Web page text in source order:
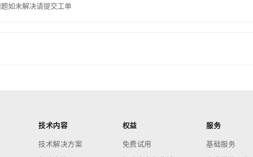
如未解决请提交工单